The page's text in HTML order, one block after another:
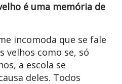
é uma memória de
incomoda que se fale
velhos como se, só
a escola se
deles. Todos